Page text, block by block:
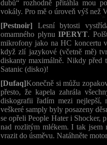
dubů“ rozhodně přitáhla mou
vokály. Pro mě o úroveň výš než
[Pestnoir] Lesní bytosti
omamného plynuIPERYT.
mikrofony jako na HC koncertu
když zlí jazykové (včetně mě)
diskanty maximálně. Nikdy před
Satanic (disko)!
[Dufaq]Konečně si můžu
přesto, že kapela zahrála
diskografii řadím mezi
veškeré samply byly posazeny
se opřeli People Hater i Shocker,
nad rozlitým mlékem. I tak jsem
vrazit do úsměvu. Natáhněte